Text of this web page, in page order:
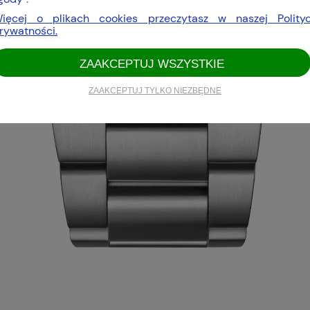
o plikach cookies przeczytasz w naszej
ZAAKCEPTUJ TYLKO NIEZBĘDNE
ZAAKCEPTUJ WSZYSTKIE